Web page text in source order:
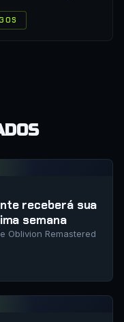
receberá sua
semana
Oblivion Remastered